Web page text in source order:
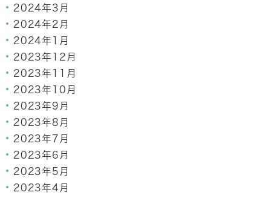
2024年3月
2024年2月
2024年1月
2023年12月
2023年11月
2023年10月
2023年9月
2023年8月
2023年7月
2023年6月
2023年5月
2023年4月